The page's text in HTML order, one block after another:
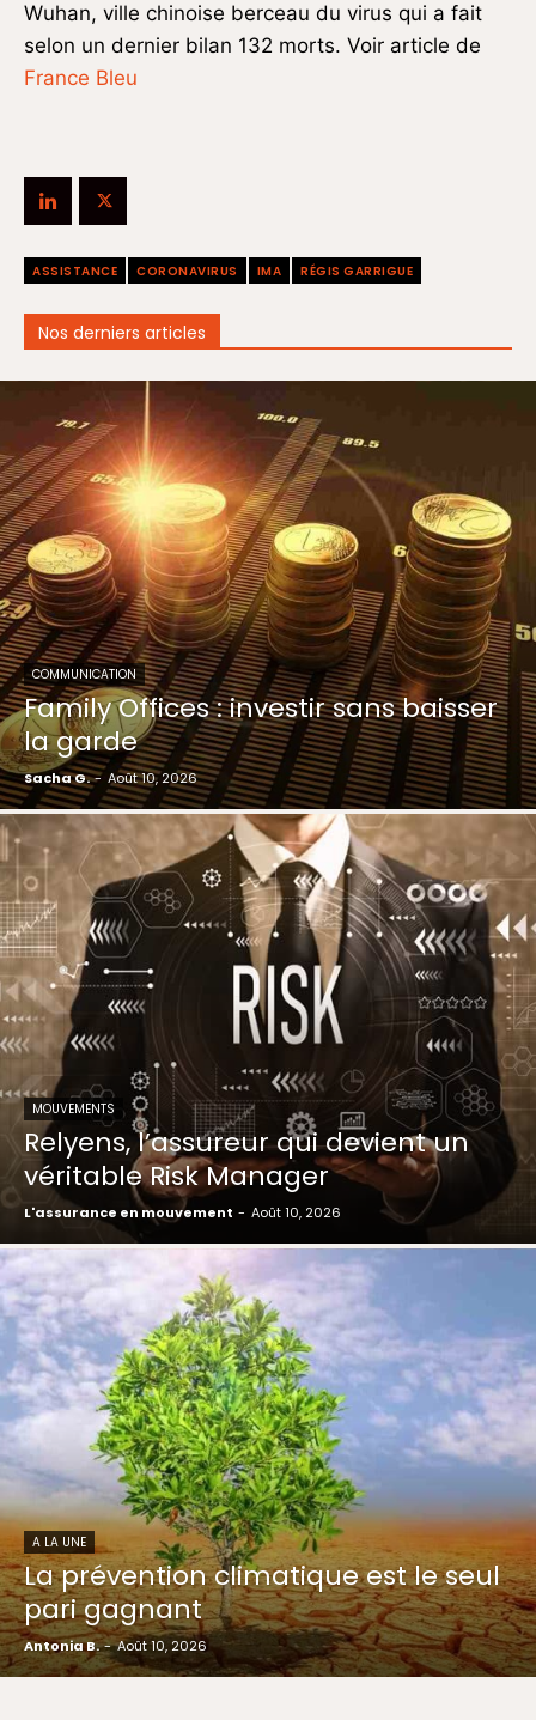
Wuhan, ville chinoise berceau du virus qui a fait
selon un dernier bilan 132 morts. Voir article de
France Bleu
ASSISTANCE CORONAVIRUS IMA RÉGIS GARRIGUE
Nos derniers articles
COMMUNICATION
Family Offices : investir sans baisser
la garde
Sacha G. - Août 10, 2026
MOUVEMENTS
Relyens, l’assureur qui devient un
véritable Risk Manager
L'assurance en mouvement - Août 10, 2026
A LA UNE
La prévention climatique est le seul
pari gagnant
Antonia B. - Août 10, 2026